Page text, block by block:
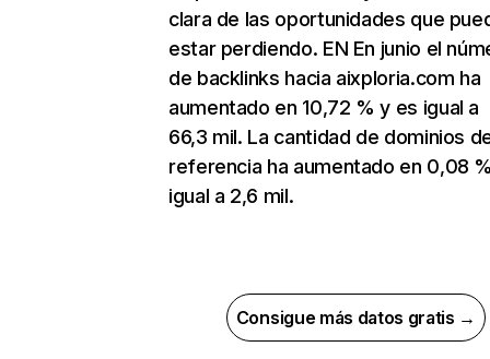
clara de las oportunidades que
estar perdiendo. EN En junio el
de backlinks hacia aixploria.com ha
aumentado en 10,72 % y es igual a
66,3 mil. La cantidad de dominios
referencia ha aumentado en 0,08
igual a 2,6 mil.
Consigue más datos gratis →